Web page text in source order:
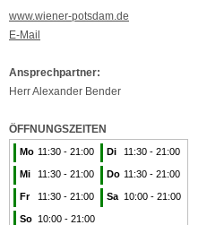
www.wiener-potsdam.de
E-Mail
Ansprechpartner:
Herr Alexander Bender
ÖFFNUNGSZEITEN
Mo 11:30 - 21:00 Di 11:30 - 21:00
Mi 11:30 - 21:00 Do 11:30 - 21:00
Fr 11:30 - 21:00 Sa 10:00 - 21:00
So 10:00 - 21:00